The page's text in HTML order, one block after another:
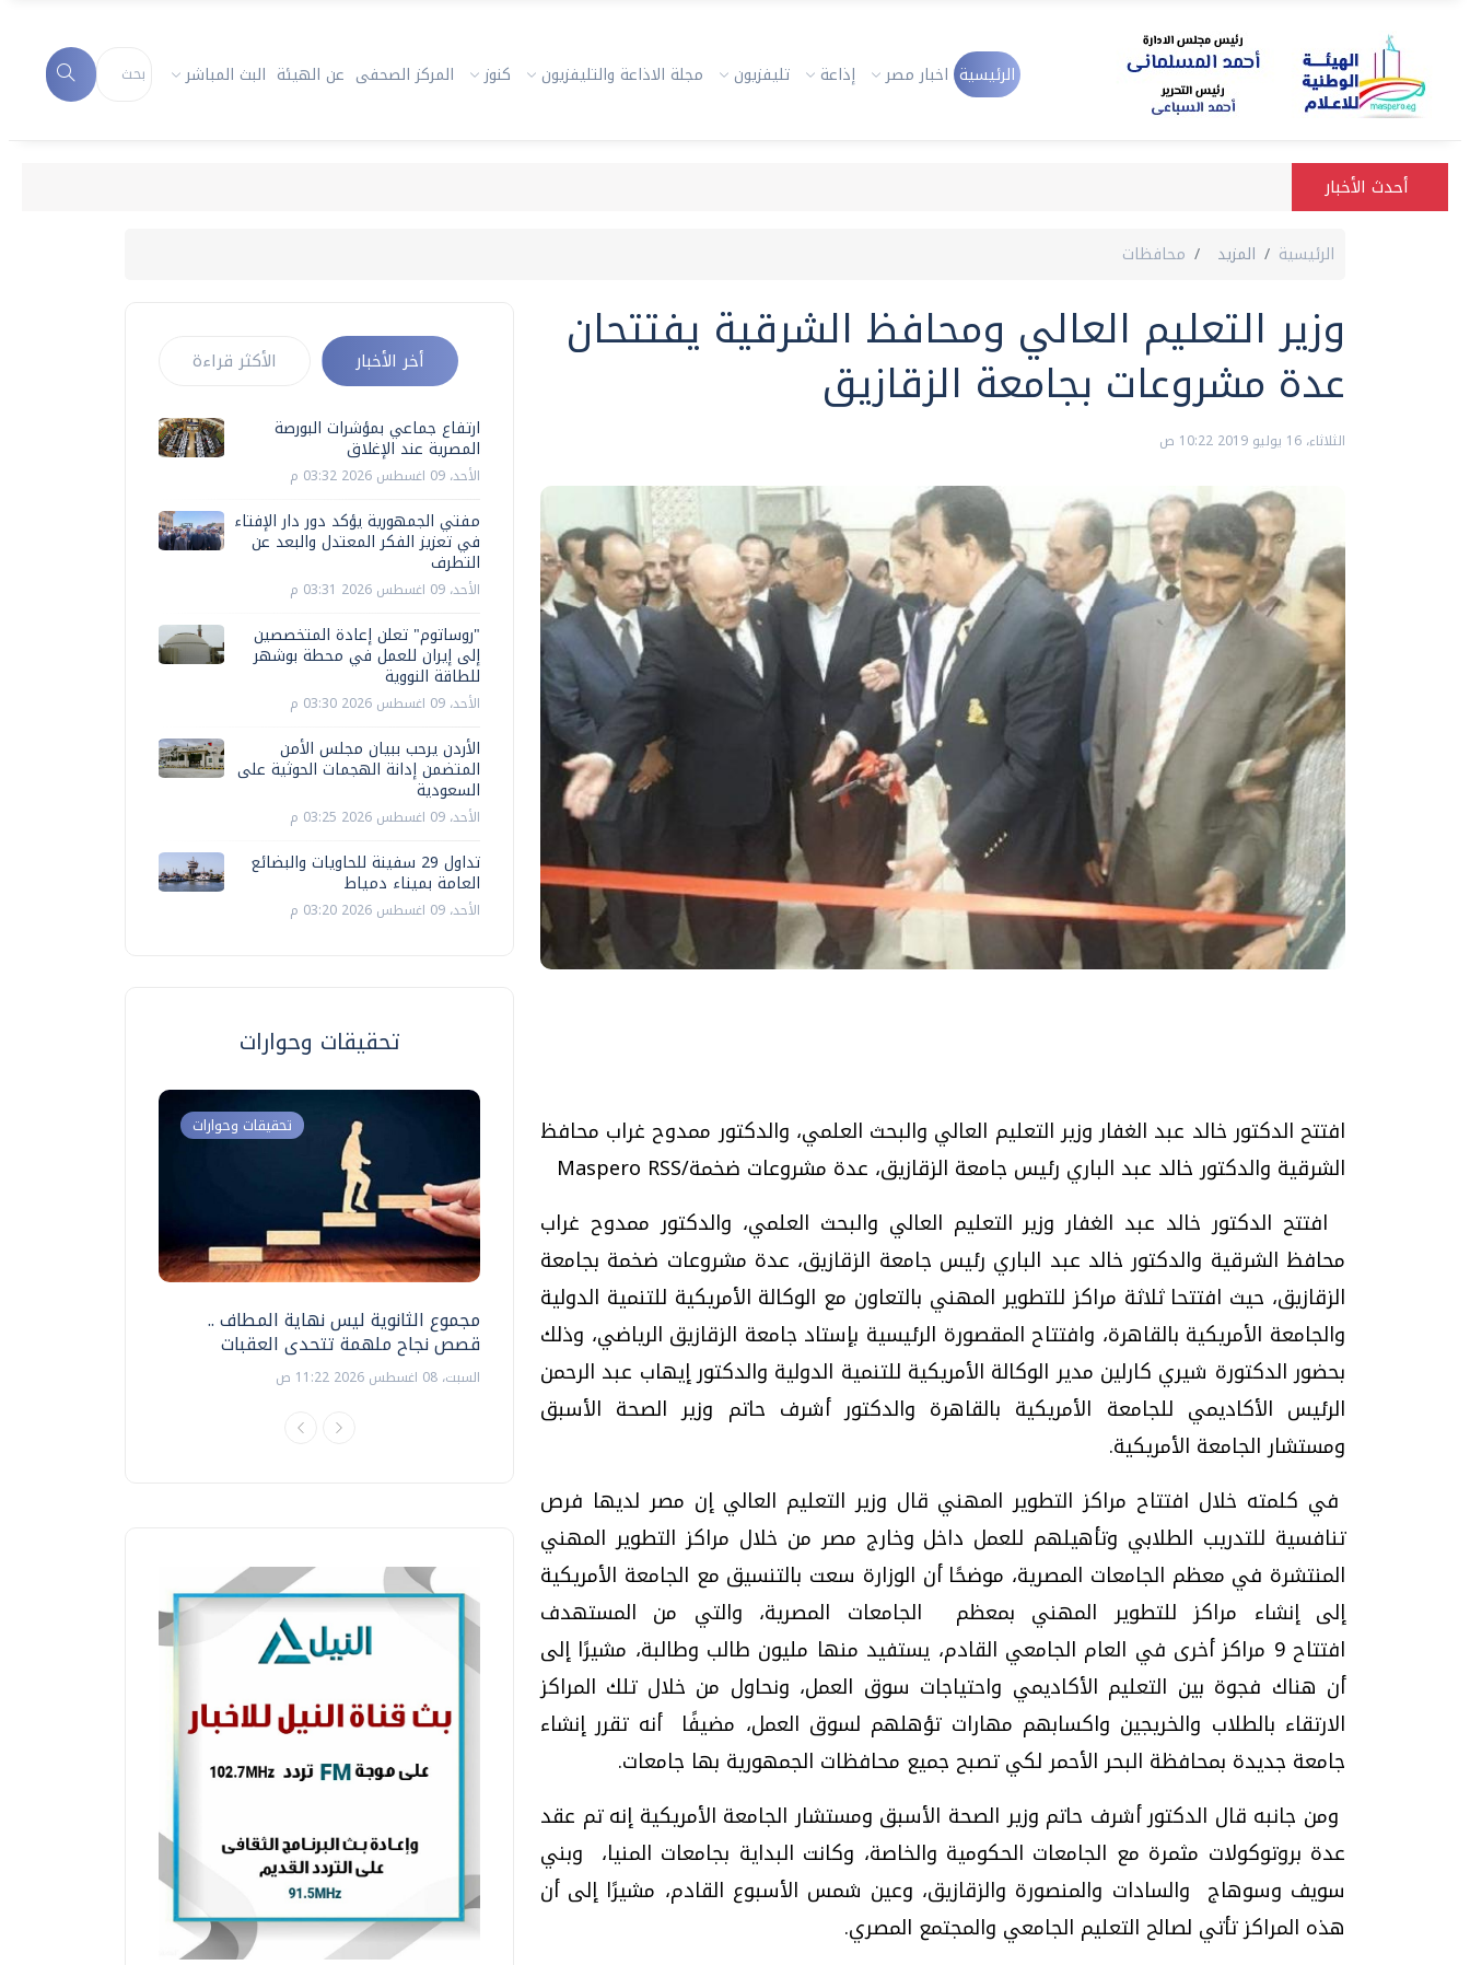
الرئيسية اخبار مصر إذاعة تليفزيون مجلة الاذاعة والتليفزيون كنوز المركز الصحفى عن الهيئة البث المباشر
أحدث الأخبار
الرئيسية المزيد محافظات
وزير التعليم العالي ومحافظ الشرقية يفتتحان
عدة مشروعات بجامعة الزقازيق
الثلاثاء، 16 يوليو 2019 10:22 ص
افتتح الدكتور خالد عبد الغفار وزير التعليم العالي والبحث العلمي، والدكتور ممدوح غراب محافظ
الشرقية والدكتور خالد عبد الباري رئيس جامعة الزقازيق، عدة مشروعات ضخمة/Maspero RSS
افتتح الدكتور خالد عبد الغفار وزير التعليم العالي والبحث العلمي، والدكتور ممدوح غراب
محافظ الشرقية والدكتور خالد عبد الباري رئيس جامعة الزقازيق، عدة مشروعات ضخمة بجامعة
الزقازيق، حيث افتتحا ثلاثة مراكز للتطوير المهني بالتعاون مع الوكالة الأمريكية للتنمية الدولية
والجامعة الأمريكية بالقاهرة، وافتتاح المقصورة الرئيسية بإستاد جامعة الزقازيق الرياضي، وذلك
بحضور الدكتورة شيري كارلين مدير الوكالة الأمريكية للتنمية الدولية والدكتور إيهاب عبد الرحمن
الرئيس الأكاديمي للجامعة الأمريكية بالقاهرة والدكتور أشرف حاتم وزير الصحة الأسبق
ومستشار الجامعة الأمريكية.
في كلمته خلال افتتاح مراكز التطوير المهني قال وزير التعليم العالي إن مصر لديها فرص
تنافسية للتدريب الطلابي وتأهيلهم للعمل داخل وخارج مصر من خلال مراكز التطوير المهني
المنتشرة في معظم الجامعات المصرية، موضحًا أن الوزارة سعت بالتنسيق مع الجامعة الأمريكية
إلى إنشاء مراكز للتطوير المهني بمعظم الجامعات المصرية، والتي من المستهدف
افتتاح9 مراكز أخرى في العام الجامعي القادم، يستفيد منها مليون طالب وطالبة، مشيرًا إلى
أن هناك فجوة بين التعليم الأكاديمي واحتياجات سوق العمل، ونحاول من خلال تلك المراكز
الارتقاء بالطلاب والخريجين واكسابهم مهارات تؤهلهم لسوق العمل، مضيفًا أنه تقرر إنشاء
جامعة جديدة بمحافظة البحر الأحمر لكي تصبح جميع محافظات الجمهورية بها جامعات.
ومن جانبه قال الدكتور أشرف حاتم وزير الصحة الأسبق ومستشار الجامعة الأمريكية إنه تم عقد
عدة بروتوكولات مثمرة مع الجامعات الحكومية والخاصة، وكانت البداية بجامعات المنيا، وبني
سويف وسوهاج والسادات والمنصورة والزقازيق، وعين شمس الأسبوع القادم، مشيرًا إلى أن
هذه المراكز تأتي لصالح التعليم الجامعي والمجتمع المصري.
أخر الأخبار الأكثر قراءة
ارتفاع جماعي بمؤشرات البورصة
المصرية عند الإغلاق
الأحد، 09 اغسطس 2026 03:32 م
مفتي الجمهورية يؤكد دور دار الإفتاء
في تعزيز الفكر المعتدل والبعد عن
التطرف
الأحد، 09 اغسطس 2026 03:31 م
"روساتوم" تعلن إعادة المتخصصين
إلى إيران للعمل في محطة بوشهر
للطاقة النووية
الأحد، 09 اغسطس 2026 03:30 م
الأردن يرحب ببيان مجلس الأمن
المتضمن إدانة الهجمات الحوثية على
السعودية
الأحد، 09 اغسطس 2026 03:25 م
تداول 29 سفينة للحاويات والبضائع
العامة بميناء دمياط
الأحد، 09 اغسطس 2026 03:20 م
تحقيقات وحوارات
تحقيقات وحوارات
مجموع الثانوية ليس نهاية المطاف ..
قصص نجاح ملهمة تتحدى العقبات
السبت، 08 اغسطس 2026 11:22 ص
تحقيقات وحوارات
بعد إشعارات "جوجل" .. هل يمكن التنبوء
بالزلازل وكيف نتعامل معها؟
الثلاثاء، 04 اغسطس 2026 04:04 م
تحقيقات وحوارات
دليلك للتنسيق الجامعي .. تساؤلات
وإجابات
السبت، 01 اغسطس 2026 10:25 ص
تحقيقات وحوارات
فيديو.. الإعلام الرقمي.. تقنيات واعدة
وتحديات هائلة